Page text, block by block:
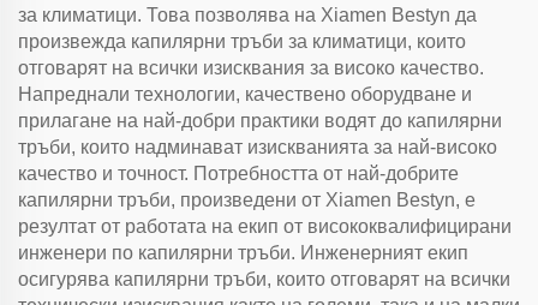
за климатици. Това позволява на Xiamen Bestyn да
произвежда капилярни тръби за климатици, които
отговарят на всички изисквания за високо качество.
Напреднали технологии, качествено оборудване и
прилагане на най-добри практики водят до капилярни
тръби, които надминават изискванията за най-високо
качество и точност. Потребността от най-добрите
капилярни тръби, произведени от Xiamen Bestyn, е
резултат от работата на екип от висококвалифицирани
инженери по капилярни тръби. Инженерният екип
осигурява капилярни тръби, които отговарят на всички